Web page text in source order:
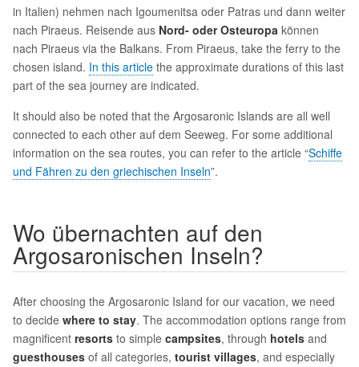
in Italien) nehmen nach Igoumenitsa oder Patras und dann weiter
nach Piraeus. Reisende aus Nord- oder Osteuropa können
nach Piraeus via the Balkans. From Piraeus, take the ferry to the
chosen island. In this article the approximate durations of this last
part of the sea journey are indicated.
It should also be noted that the Argosaronic Islands are all well
connected to each other auf dem Seeweg. For some additional
information on the sea routes, you can refer to the article “Schiffe
und Fähren zu den griechischen Inseln”.
Wo übernachten auf den
Argosaronischen Inseln?
After choosing the Argosaronic Island for our vacation, we need
to decide where to stay. The accommodation options range from
magnificent resorts to simple campsites, through hotels and
guesthouses of all categories, tourist villages, and especially